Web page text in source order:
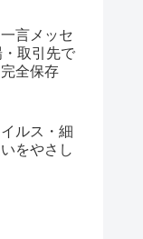
言メッセ
取引先で
全保存
ルス・細
をやさし